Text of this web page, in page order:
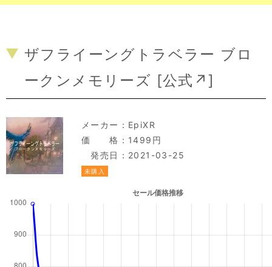
ザフライーングトラベラー ブロ
ークンメモリーズ [公式↗]
メーカー： EpiXR
価 格：1499円
発売日：2021-03-25
未購入